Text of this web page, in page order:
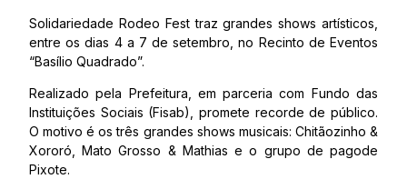
Solidariedade Rodeo Fest traz grandes shows artísticos,
entre os dias 4 a 7 de setembro, no Recinto de Eventos
“Basílio Quadrado”.
Realizado pela Prefeitura, em parceria com Fundo das
Instituições Sociais (Fisab), promete recorde de público.
O motivo é os três grandes shows musicais: Chitãozinho &
Xororó, Mato Grosso & Mathias e o grupo de pagode
Pixote.